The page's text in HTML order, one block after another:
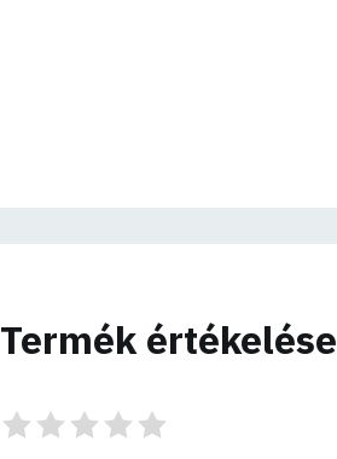
Termék értékelése